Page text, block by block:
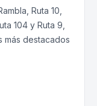
Ruta 10,
104 y Ruta 9,
más destacados